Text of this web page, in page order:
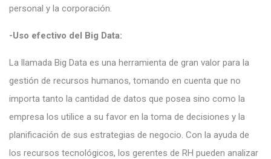
personal y la corporación.
-Uso efectivo del Big Data:
La llamada Big Data es una herramienta de gran valor para la
gestión de recursos humanos, tomando en cuenta que no
importa tanto la cantidad de datos que posea sino como la
empresa los utilice a su favor en la toma de decisiones y la
planificación de sus estrategias de negocio. Con la ayuda de
los recursos tecnológicos, los gerentes de RH pueden analizar